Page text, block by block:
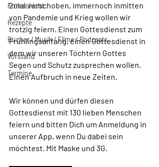
Frühschicht
Rezepte
Bücher / Musik / Filme / Podcasts
Vorstand
Termine
2mal verschoben, immernoch inmitten
von Pandemie und Krieg wollen wir
trotzig feiern. Einen Gottesdienst zum
Frühlingsanfang, einen Gottesdienst in
dem wir unseren Töchtern Gottes
Segen und Schutz zusprechen wollen.
Einen Aufbruch in neue Zeiten.
Wir können und dürfen diesen
Gottesdienst mit 130 lieben Menschen
feiern und bitten Dich um Anmeldung in
unserer App, wenn Du dabei sein
möchtest. Mit Maske und 3G.